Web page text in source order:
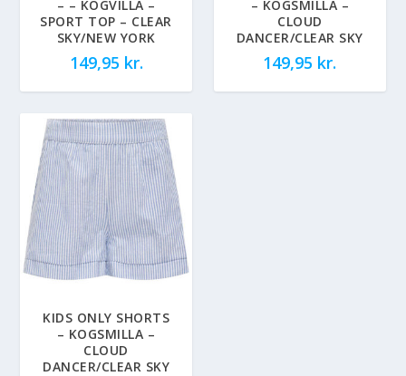
– – KOGVILLA –
SPORT TOP – CLEAR
SKY/NEW YORK
149,95 kr.
– KOGSMILLA –
CLOUD
DANCER/CLEAR SKY
149,95 kr.
KIDS ONLY SHORTS
– KOGSMILLA –
CLOUD
DANCER/CLEAR SKY